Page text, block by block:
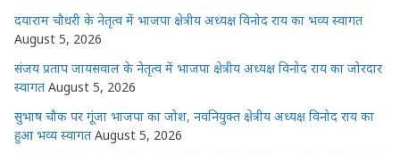
दयाराम चौधरी के नेतृत्व में भाजपा क्षेत्रीय अध्यक्ष विनोद राय का भव्य स्वागत
August 5, 2026
संजय प्रताप जायसवाल के नेतृत्व में भाजपा क्षेत्रीय अध्यक्ष विनोद राय का जोरदार
स्वागत August 5, 2026
सुभाष चौक पर गूंजा भाजपा का जोश, नवनियुक्त क्षेत्रीय अध्यक्ष विनोद राय का
हुआ भव्य स्वागत August 5, 2026